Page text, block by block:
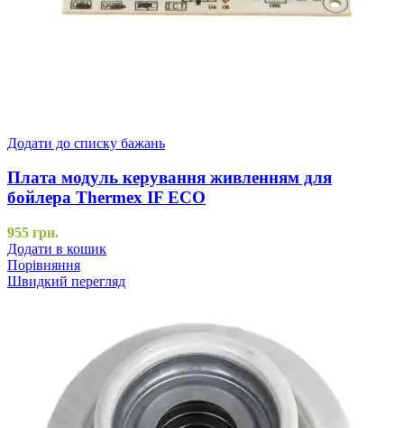
Додати до списку бажань
Плата модуль керування живленням для
бойлера Thermex IF ECO
955 грн.
Додати в кошик
Порівняння
Швидкий перегляд